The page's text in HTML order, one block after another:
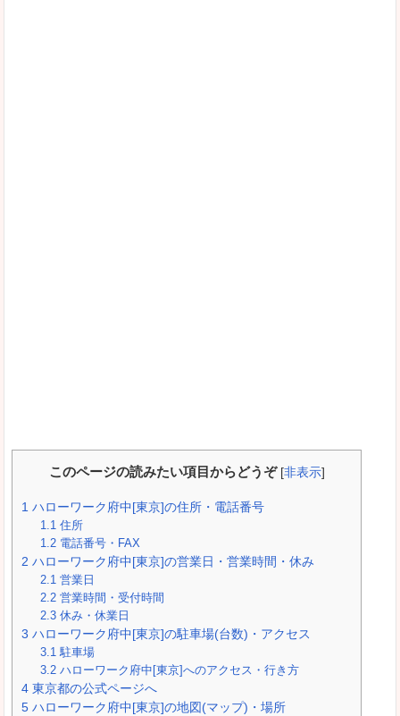
このページの読みたい項目からどうぞ [非表示]
1 ハローワーク府中[東京]の住所・電話番号
1.1 住所
1.2 電話番号・FAX
2 ハローワーク府中[東京]の営業日・営業時間・休み
2.1 営業日
2.2 営業時間・受付時間
2.3 休み・休業日
3 ハローワーク府中[東京]の駐車場(台数)・アクセス
3.1 駐車場
3.2 ハローワーク府中[東京]へのアクセス・行き方
4 東京都の公式ページへ
5 ハローワーク府中[東京]の地図(マップ)・場所